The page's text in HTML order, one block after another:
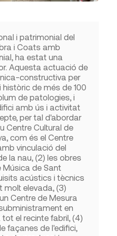
i patrimonial del
i Coats amb
ha estat una
Aquesta actuació de
constructiva per
històric de més de 100
de patologies, i
amb ús i activitat
per tal d'abordar
Centre Cultural de
com és el Centre
vinculació del
la nau, (2) les obres
Música de Sant
acústics i tècnics
elevada, (3)
Centre de Mesura
en
el recinte fabril, (4)
façanes de l'edifici,